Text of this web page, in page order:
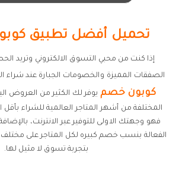
تحميل أفضل تطبيق
إذا كنت من محبي التسوق الالكتروني وتريد
الصفقات المميزة والخصومات الجبارة عند شراء
كوبون خصم يوفر لك الكثير من العروض
المختلفة من أشهر المتاجر العالمية للشراء بأقل
فهو وجهتك الاولى للتوفير عبر الانترنت،
الفعالة بنسب خصم كبيره لكل المتاجر على
بتجربة تسوق لا مثيل لها.